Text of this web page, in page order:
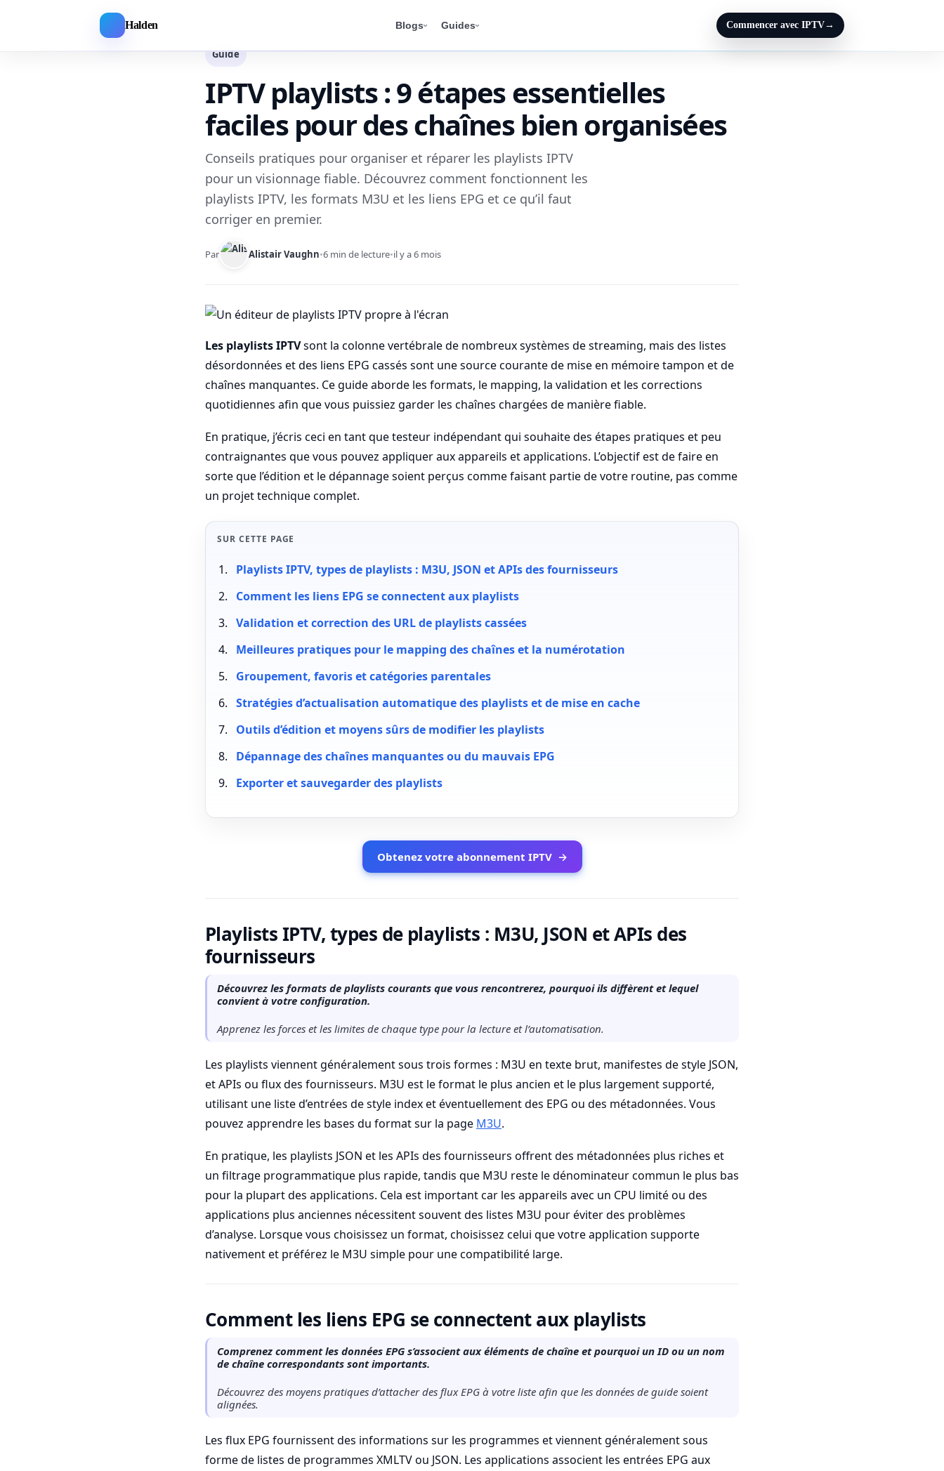
Halden Blogs Guides Commencer avec IPTV→
Guide
IPTV playlists : 9 étapes essentielles
faciles pour des chaînes bien organisées
Conseils pratiques pour organiser et réparer les playlists IPTV
pour un visionnage fiable. Découvrez comment fonctionnent les
playlists IPTV, les formats M3U et les liens EPG et ce qu’il faut
corriger en premier.
Par Alistair Vaughn•6 min de lecture•il y a 6 mois
Les playlists IPTVsont la colonne vertébrale de nombreux systèmes de streaming, mais des listes
désordonnées et des liens EPG cassés sont une source courante de mise en mémoire tampon et de
chaînes manquantes. Ce guide aborde les formats, le mapping, la validation et les corrections
quotidiennes afin que vous puissiez garder les chaînes chargées de manière fiable.
En pratique, j’écris ceci en tant que testeur indépendant qui souhaite des étapes pratiques et peu
contraignantes que vous pouvez appliquer aux appareils et applications. L’objectif est de faire en
sorte que l’édition et le dépannage soient perçus comme faisant partie de votre routine, pas comme
un projet technique complet.
SUR CETTE PAGE
Playlists IPTV, types de playlists : M3U, JSON et APIs des fournisseurs
Comment les liens EPG se connectent aux playlists
Validation et correction des URL de playlists cassées
Meilleures pratiques pour le mapping des chaînes et la numérotation
Groupement, favoris et catégories parentales
Stratégies d’actualisation automatique des playlists et de mise en cache
Outils d’édition et moyens sûrs de modifier les playlists
Dépannage des chaînes manquantes ou du mauvais EPG
Exporter et sauvegarder des playlists
Obtenez votre abonnement IPTV →
Playlists IPTV, types de playlists : M3U, JSON et APIs des
fournisseurs
Découvrez les formats de playlists courants que vous rencontrerez, pourquoi ils diffèrent et lequel
convient à votre configuration.
Apprenez les forces et les limites de chaque type pour la lecture et l’automatisation.
Les playlists viennent généralement sous trois formes : M3U en texte brut, manifestes de style JSON,
et APIs ou flux des fournisseurs. M3U est le format le plus ancien et le plus largement supporté,
utilisant une liste d’entrées de style index et éventuellement des EPG ou des métadonnées. Vous
pouvez apprendre les bases du format sur la page M3U.
En pratique, les playlists JSON et les APIs des fournisseurs offrent des métadonnées plus riches et
un filtrage programmatique plus rapide, tandis que M3U reste le dénominateur commun le plus bas
pour la plupart des applications. Cela est important car les appareils avec un CPU limité ou des
applications plus anciennes nécessitent souvent des listes M3U pour éviter des problèmes
d’analyse. Lorsque vous choisissez un format, choisissez celui que votre application supporte
nativement et préférez le M3U simple pour une compatibilité large.
Comment les liens EPG se connectent aux playlists
Comprenez comment les données EPG s’associent aux éléments de chaîne et pourquoi un ID ou un nom
de chaîne correspondants sont importants.
Découvrez des moyens pratiques d’attacher des flux EPG à votre liste afin que les données de guide soient
alignées.
Les flux EPG fournissent des informations sur les programmes et viennent généralement sous
forme de listes de programmes XMLTV ou JSON. Les applications associent les entrées EPG aux